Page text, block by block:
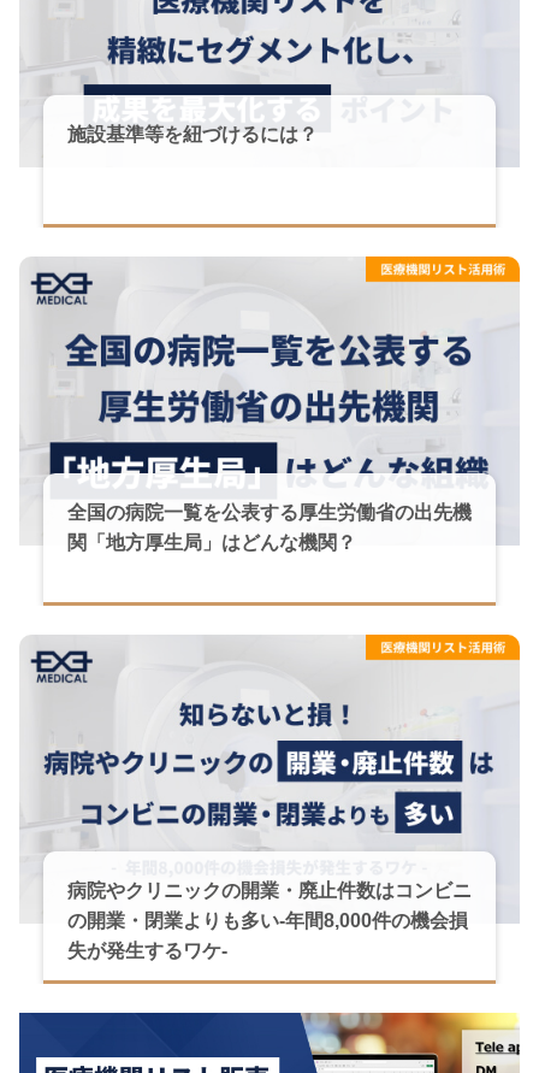
施設基準等を紐づけるには？
全国の病院一覧を公表する厚生労働省の出先機
関「地方厚生局」はどんな機関？
病院やクリニックの開業・廃止件数はコンビニ
の開業・閉業よりも多い-年間8,000件の機会損
失が発生するワケ-